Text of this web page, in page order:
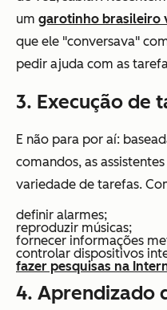
um garotinho brasileiro
que ele "conversava"
pedir ajuda com as
3. Execução de
E não para por aí:
comandos, as
variedade de tarefas.
definir alarmes;
reproduzir músicas;
fornecer informações
controlar dispositivos
fazer pesquisas na
4. Aprendizado